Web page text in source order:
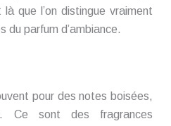
que l’on distingue vraiment
du parfum d’ambiance.
pour des notes boisées,
Ce sont des fragrances